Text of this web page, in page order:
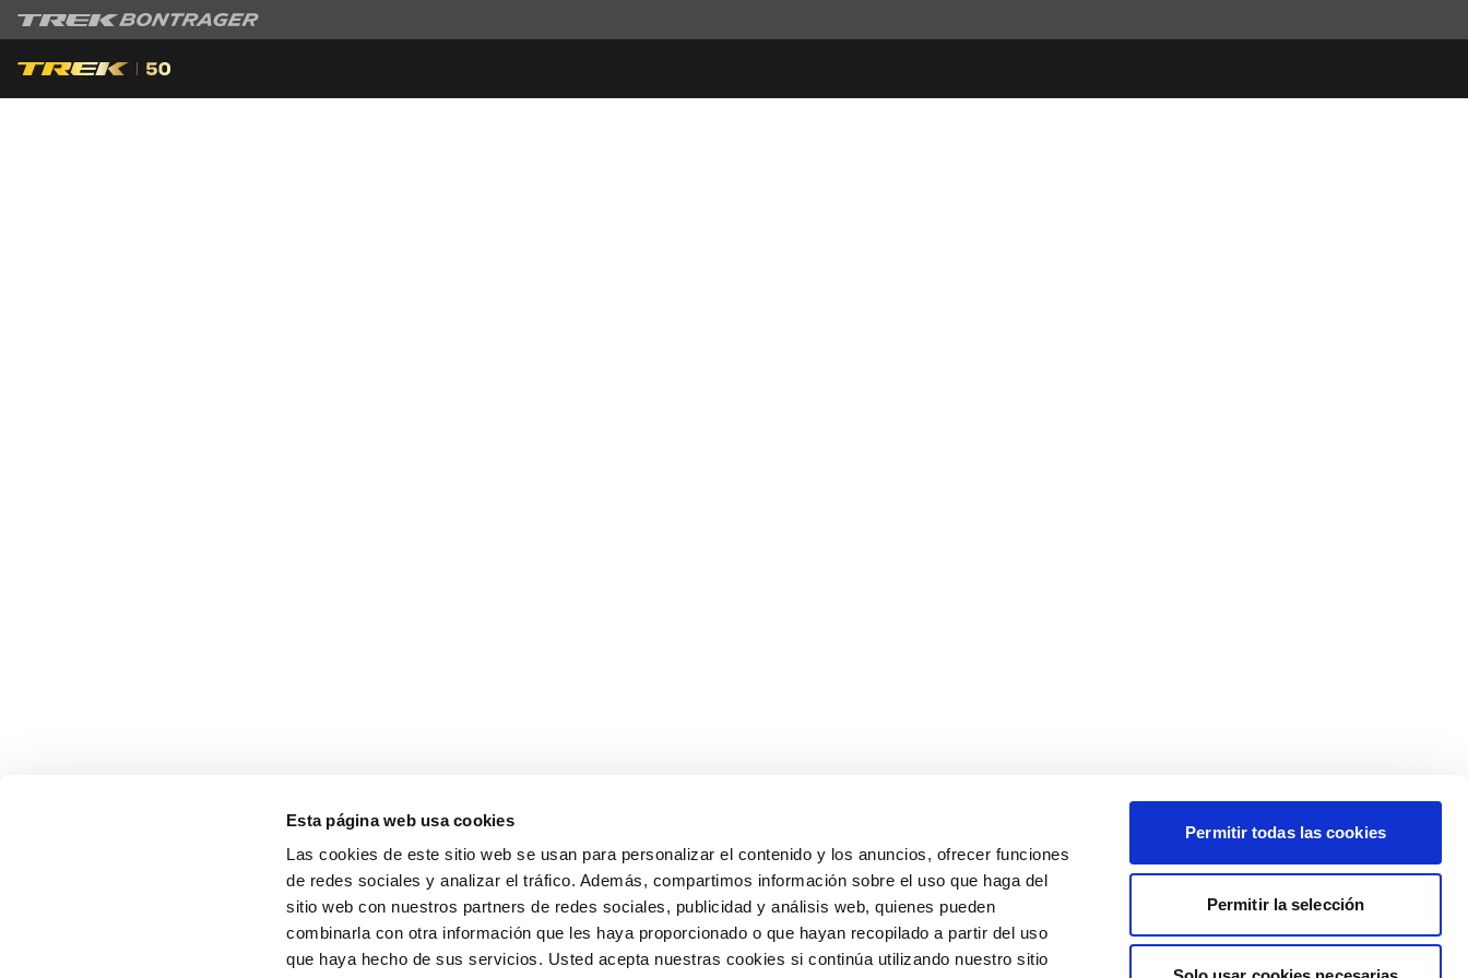
Esta página web usa cookies
Las cookies de este sitio web se usan para personalizar el contenido y los anuncios, ofrecer funciones
de redes sociales y analizar el tráfico. Además, compartimos información sobre el uso que haga del
sitio web con nuestros partners de redes sociales, publicidad y análisis web, quienes pueden
combinarla con otra información que les haya proporcionado o que hayan recopilado a partir del uso
que haya hecho de sus servicios. Usted acepta nuestras cookies si continúa utilizando nuestro sitio
Permitir todas las cookies
Permitir la selección